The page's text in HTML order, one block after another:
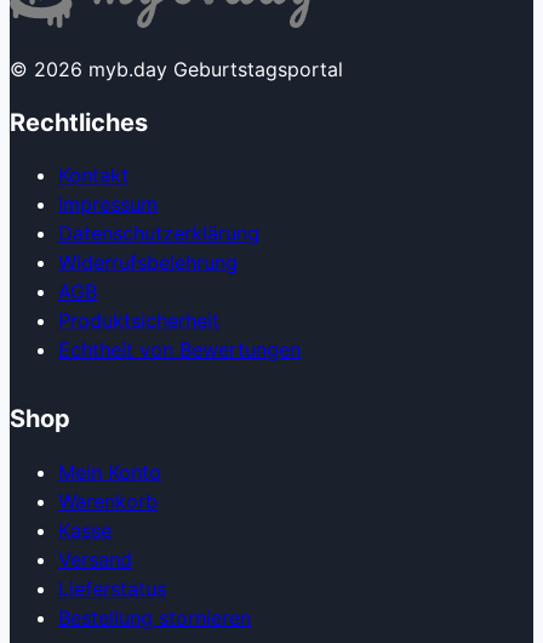
© 2026 myb.day Geburtstagsportal
Rechtliches
Kontakt
Impressum
Datenschutzerklärung
Widerrufsbelehrung
AGB
Produkt­sicherheit
Echtheit von Bewertungen
Shop
Mein Konto
Warenkorb
Kasse
Versand
Lieferstatus
Bestellung stornieren